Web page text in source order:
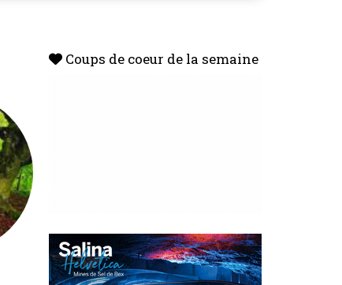
Coups de coeur de la semaine